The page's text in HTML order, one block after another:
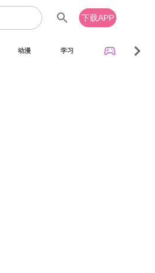
search 下载APP
动漫 学习 sports_esports chevron_right